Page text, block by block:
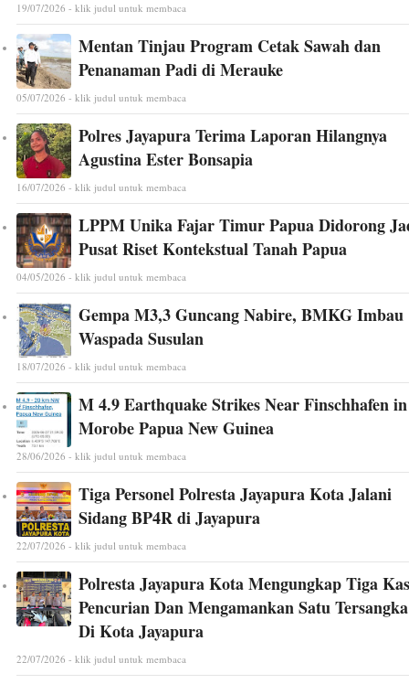
19/07/2026 - klik judul untuk membaca
Mentan Tinjau Program Cetak Sawah dan
Penanaman Padi di Merauke
05/07/2026 - klik judul untuk membaca
Polres Jayapura Terima Laporan Hilangnya
Agustina Ester Bonsapia
16/07/2026 - klik judul untuk membaca
LPPM Unika Fajar Timur Papua Didorong
Pusat Riset Kontekstual Tanah Papua
04/05/2026 - klik judul untuk membaca
Gempa M3,3 Guncang Nabire, BMKG Imbau
Waspada Susulan
18/07/2026 - klik judul untuk membaca
M 4.9 Earthquake Strikes Near Finschhafen in
Morobe Papua New Guinea
28/06/2026 - klik judul untuk membaca
Tiga Personel Polresta Jayapura Kota Jalani
Sidang BP4R di Jayapura
22/07/2026 - klik judul untuk membaca
Polresta Jayapura Kota Mengungkap Tiga
Pencurian Dan Mengamankan Satu Tersangka
Di Kota Jayapura
22/07/2026 - klik judul untuk membaca